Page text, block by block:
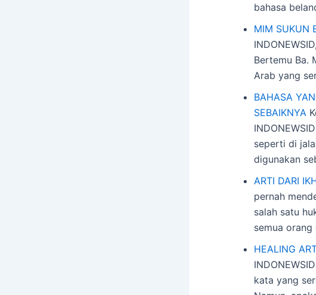
bahasa
MIM SUKUN
Bertemu Ba.
Arab yang
BAHASA
SEBAIKNYA
seperti di
digunakan
ARTI DARI
pernah
salah satu
semua
HEALING
kata yang